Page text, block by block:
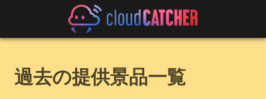
過去の提供景品一覧